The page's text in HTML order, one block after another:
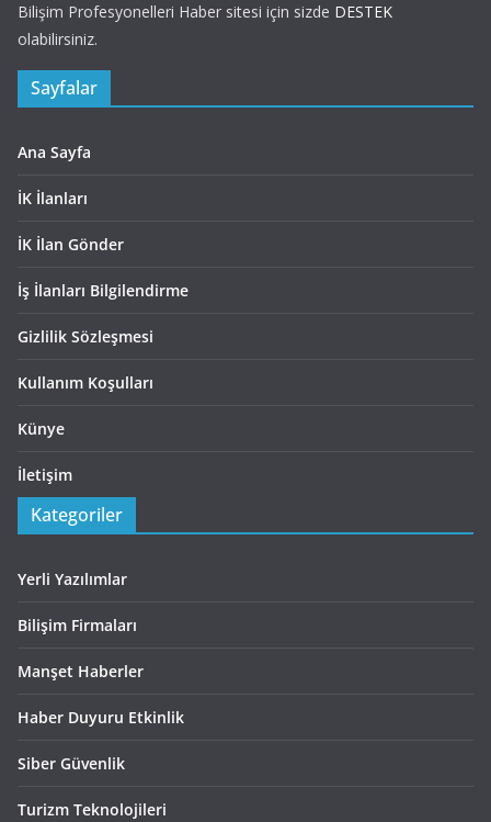
Bilişim Profesyonelleri Haber sitesi için sizde DESTEK
olabilirsiniz.
Sayfalar
Ana Sayfa
İK İlanları
İK İlan Gönder
İş İlanları Bilgilendirme
Gizlilik Sözleşmesi
Kullanım Koşulları
Künye
İletişim
Kategoriler
Yerli Yazılımlar
Bilişim Firmaları
Manşet Haberler
Haber Duyuru Etkinlik
Siber Güvenlik
Turizm Teknolojileri